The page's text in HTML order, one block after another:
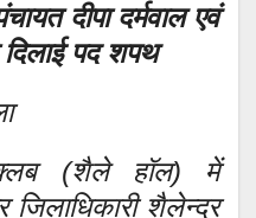
दीपा दर्मवाल एवं
दिलाई पद शपथ
(शैले हॉल) में
शैलेन्द्र